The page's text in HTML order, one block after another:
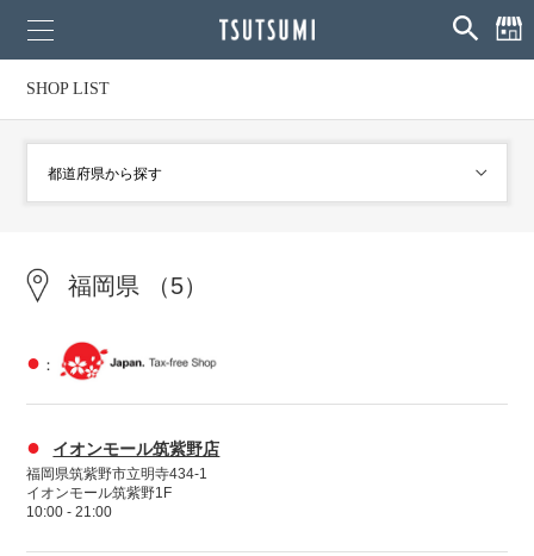
SHOP LIST
福岡県 （5）
● ：
● イオンモール筑紫野店
福岡県筑紫野市立明寺434-1
イオンモール筑紫野1F
10:00 - 21:00